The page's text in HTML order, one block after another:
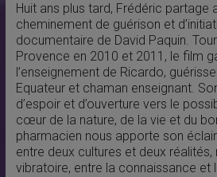
Huit ans plus tard, Frédéric partage
cheminement de guérison et
documentaire de David Paquin.
Provence en 2010 et 2011, le film
l’enseignement de Ricardo,
Equateur et chaman enseignant.
d’espoir et d’ouverture vers le
cœur de la nature, de la vie et du
pharmacien nous apporte son
entre deux cultures et deux
vibratoire, entre la connaissance et